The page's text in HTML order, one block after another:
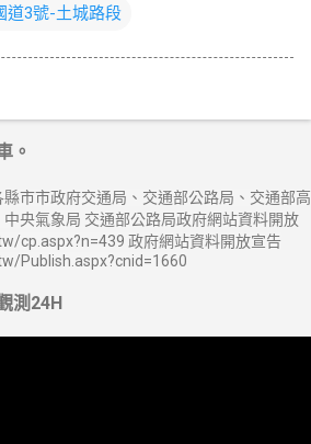
道3號-土城路段
。
市市政府交通局、交通部公路局、交通部高
央氣象局 交通部公路局政府網站資料開放
cp.aspx?n=439 政府網站資料開放宣告
Publish.aspx?cnid=1660
測24H